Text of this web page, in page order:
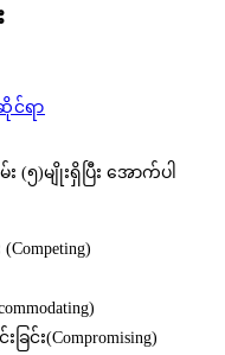
င်ရာ
၅)မျိုးရှိပြီး အောက်ပါ
း(Compromising)